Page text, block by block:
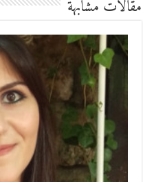
مقالات مشابهة